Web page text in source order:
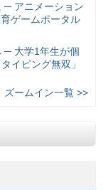
─ アニメーション
ゲームポータル
─ 大学1年生が個
イピング無双」
ズームイン一覧 >>